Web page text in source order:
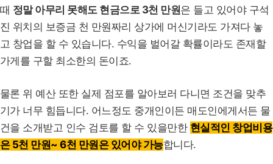
때 정말 아무리 못해도 현금으로 3천 만원은 들고 있어야 구석
진 위치의 보증금 천 만원짜리 상가에 머신기라도 가져다 놓
고 창업을 할 수 있습니다. 수익을 벌어갈 확률이라도 존재할
가게를 구할 최소한의 돈이죠.
물론 위 예산 또한 실제 점포를 알아보러 다니면 조건을 맞추
기가 너무 힘듭니다. 어느정도 중개인이든 매도인에게서든 물
건을 소개받고 인수 검토를 할 수 있을만한 현실적인 창업비용
은 5천 만원~ 6천 만원은 있어야 가능합니다.